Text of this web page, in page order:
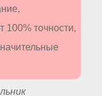
100% точности,